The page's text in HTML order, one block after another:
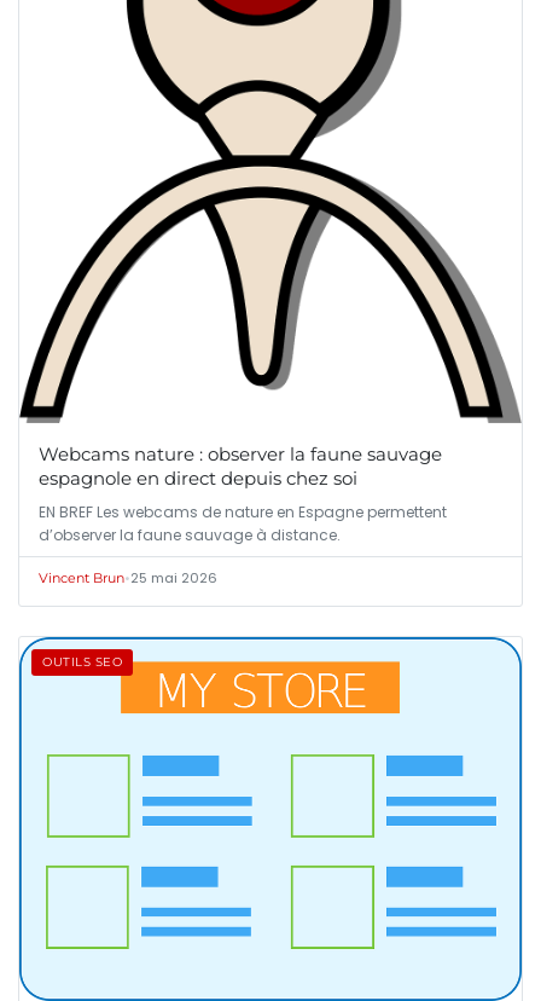
Webcams nature : observer la faune sauvage
espagnole en direct depuis chez soi
EN BREF Les webcams de nature en Espagne permettent
d’observer la faune sauvage à distance.
Vincent Brun•25 mai 2026
OUTILS SEO